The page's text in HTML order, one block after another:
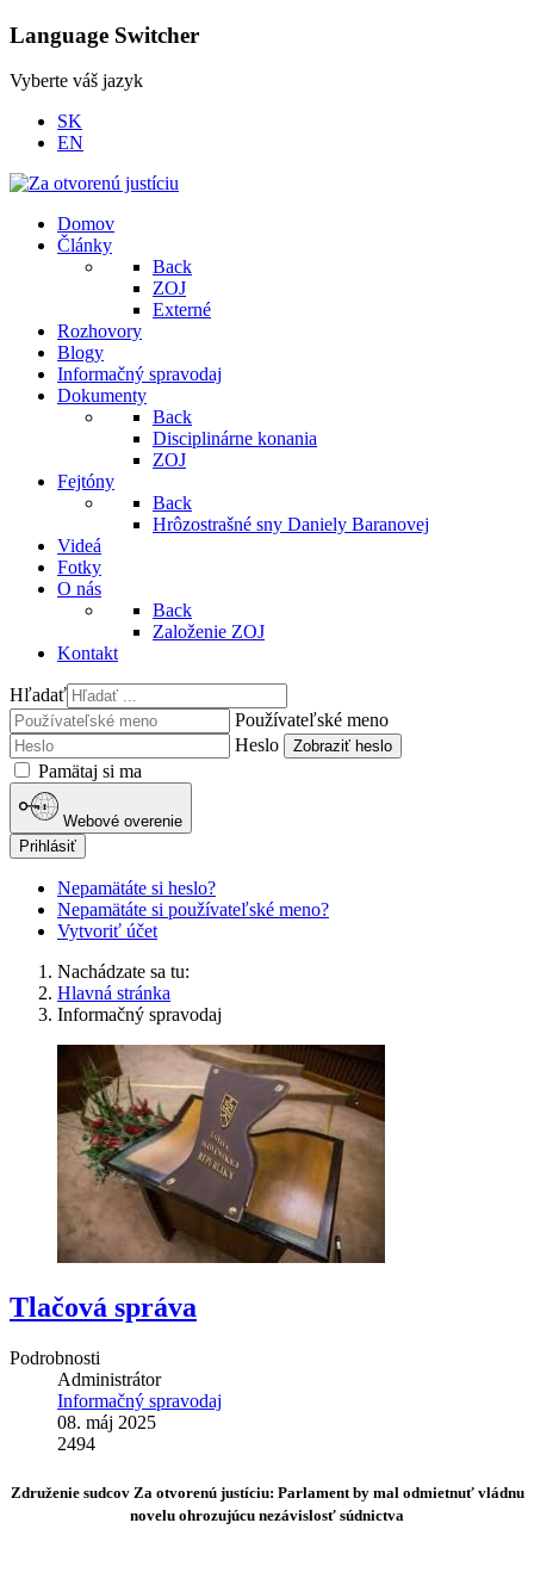
Language Switcher
Vyberte váš jazyk
SK
EN
Domov
Články
Back
ZOJ
Externé
Rozhovory
Blogy
Informačný spravodaj
Dokumenty
Back
Disciplinárne konania
ZOJ
Fejtóny
Back
Hrôzostrašné sny Daniely Baranovej
Videá
Fotky
O nás
Back
Založenie ZOJ
Kontakt
Hľadať
Používateľské meno
Heslo
Zobraziť heslo
Pamätaj si ma
Webové overenie
Prihlásiť
Nepamätáte si heslo?
Nepamätáte si používateľské meno?
Vytvoriť účet
Nachádzate sa tu:
Hlavná stránka
Informačný spravodaj
Tlačová správa
Podrobnosti
Administrátor
Informačný spravodaj
08. máj 2025
2494
Združenie sudcov Za otvorenú justíciu: Parlament by mal odmietnuť vládnu
novelu ohrozujúcu nezávislosť súdnictva